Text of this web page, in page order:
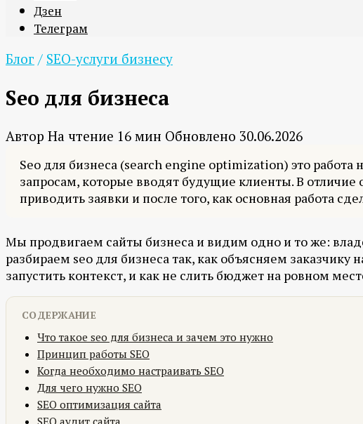
Дзен
Телеграм
Блог / SEO-услуги бизнесу
Seo для бизнеса
Автор На чтение 16 мин Обновлено 30.06.2026
Seo для бизнеса (search engine optimization) это
запросам, которые вводят будущие клиенты. В
приводить заявки и после того, как основная работа
Мы продвигаем сайты бизнеса и видим одно и то же:
разбираем seo для бизнеса так, как объясняем заказчику
запустить контекст, и как не слить бюджет на ровном
СОДЕРЖАНИЕ
Что такое seo для бизнеса и зачем это нужно
Принцип работы SEO
Когда необходимо настраивать SEO
Для чего нужно SEO
SEO оптимизация сайта